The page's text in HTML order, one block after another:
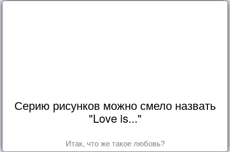
Серию рисунков можно смело назвать
"Love is..."
Итак, что же такое любовь?